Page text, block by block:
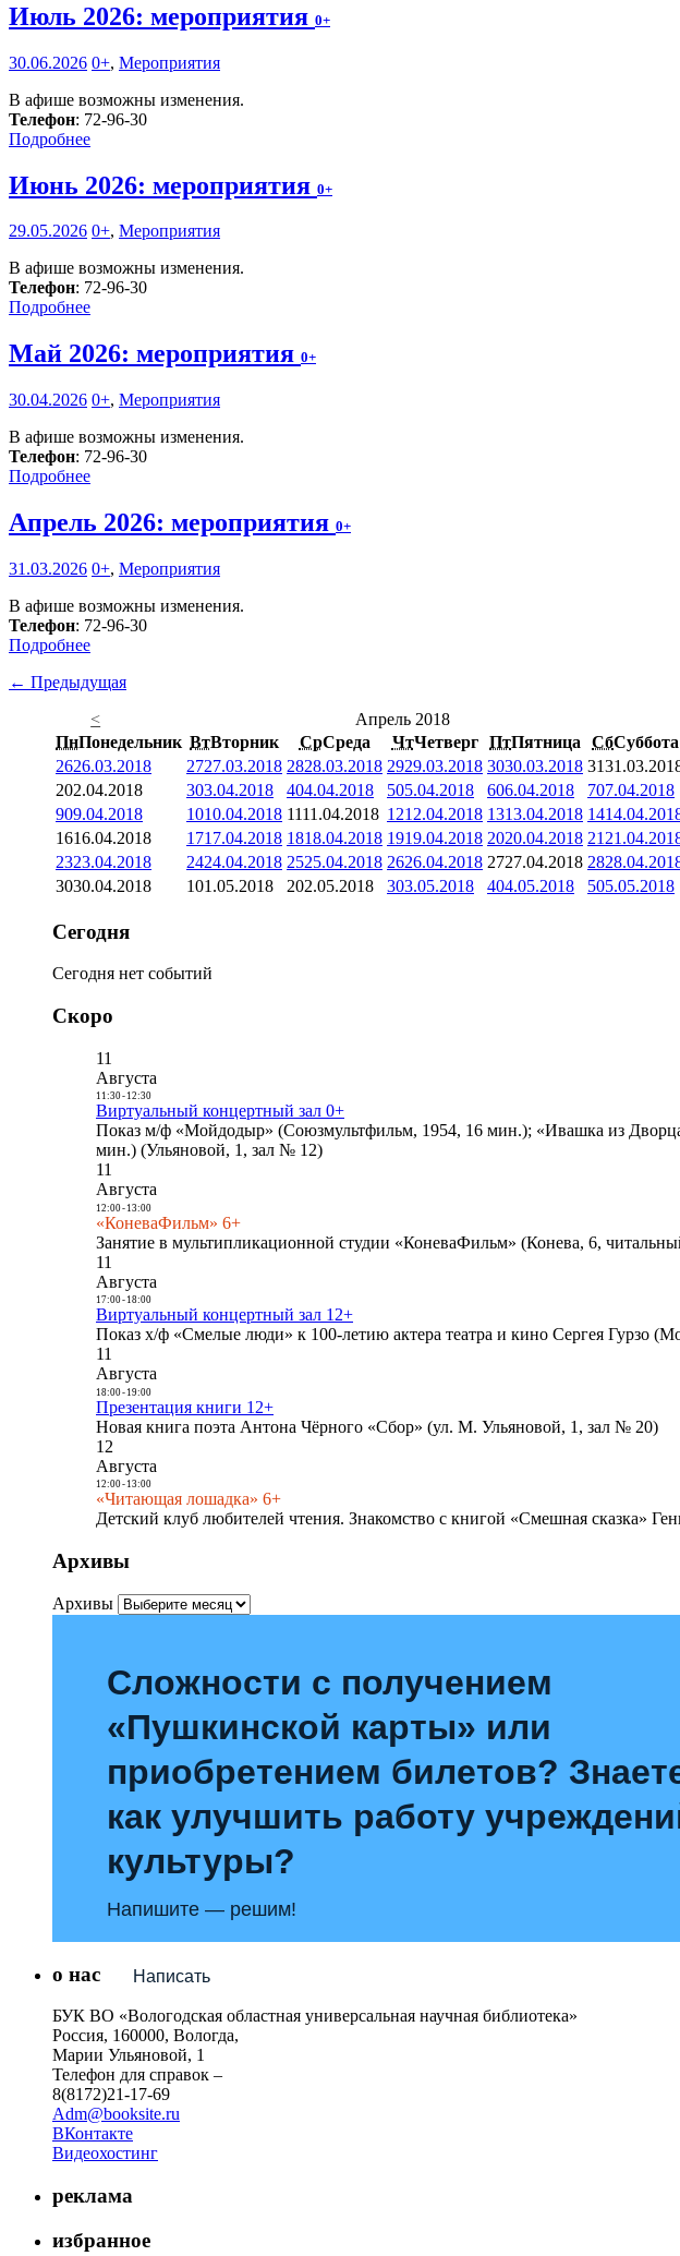
Июль 2026: мероприятия 0+
30.06.2026 0+, Мероприятия
В афише возможны изменения.
Телефон: 72-96-30
Подробнее
Июнь 2026: мероприятия 0+
29.05.2026 0+, Мероприятия
В афише возможны изменения.
Телефон: 72-96-30
Подробнее
Май 2026: мероприятия 0+
30.04.2026 0+, Мероприятия
В афише возможны изменения.
Телефон: 72-96-30
Подробнее
Апрель 2026: мероприятия 0+
31.03.2026 0+, Мероприятия
В афише возможны изменения.
Телефон: 72-96-30
Подробнее
← Предыдущая
<
Апрель 2018
ПнПонедельник ВтВторник СрСреда ЧтЧетверг ПтПятница СбСуббота
2626.03.2018 2727.03.2018 2828.03.2018 2929.03.2018 3030.03.2018 31
202.04.2018 303.04.2018 404.04.2018 505.04.2018 606.04.2018 707.04.2018
909.04.2018 1010.04.2018 1111.04.2018 1212.04.2018 1313.04.2018 14
1616.04.2018 1717.04.2018 1818.04.2018 1919.04.2018 2020.04.2018 21
2323.04.2018 2424.04.2018 2525.04.2018 2626.04.2018 2727.04.2018 28
3030.04.2018 101.05.2018 202.05.2018 303.05.2018 404.05.2018 505.05.2018
Сегодня
Сегодня нет событий
Скоро
11
Августа
11:30- 12:30
Виртуальный концертный зал 0+
Показ м/ф «Мойдодыр» (Союзмультфильм, 1954, 16 мин.); «Ивашка из
мин.) (Ульяновой, 1, зал № 12)
11
Августа
12:00- 13:00
«КоневаФильм» 6+
Занятие в мультипликационной студии «КоневаФильм» (Конева, 6,
11
Августа
17:00- 18:00
Виртуальный концертный зал 12+
Показ х/ф «Смелые люди» к 100-летию актера театра и кино Сергея Гурзо
11
Августа
18:00- 19:00
Презентация книги 12+
Новая книга поэта Антона Чёрного «Сбор» (ул. М. Ульяновой, 1, зал № 20)
12
Августа
12:00- 13:00
«Читающая лошадка» 6+
Детский клуб любителей чтения. Знакомство с книгой «Смешная сказка»
Архивы
Архивы
Сложности с получением
«Пушкинской карты» или
приобретением билетов?
как улучшить работу
культуры?
Напишите — решим!
Написать
о нас
БУК ВО «Вологодская областная универсальная научная библиотека»
Россия, 160000, Вологда,
Марии Ульяновой, 1
Телефон для справок –
8(8172)21-17-69
Adm@booksite.ru
ВКонтакте
Видеохостинг
реклама
избранное